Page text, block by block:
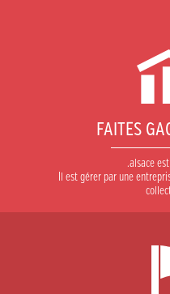
FAITES
.alsace
Il est gérer par une